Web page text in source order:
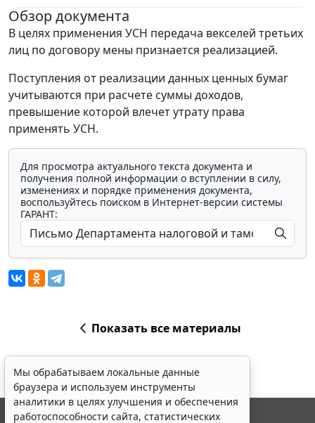
Обзор документа
В целях применения УСН передача векселей третьих
лиц по договору мены признается реализацией.
Поступления от реализации данных ценных бумаг
учитываются при расчете суммы доходов,
превышение которой влечет утрату права
применять УСН.
Для просмотра актуального текста документа и
получения полной информации о вступлении в силу,
изменениях и порядке применения документа,
воспользуйтесь поиском в Интернет-версии системы
ГАРАНТ:
Показать все материалы
Мы обрабатываем локальные данные
браузера и используем инструменты
аналитики в целях улучшения и обеспечения
работоспособности сайта, статистических